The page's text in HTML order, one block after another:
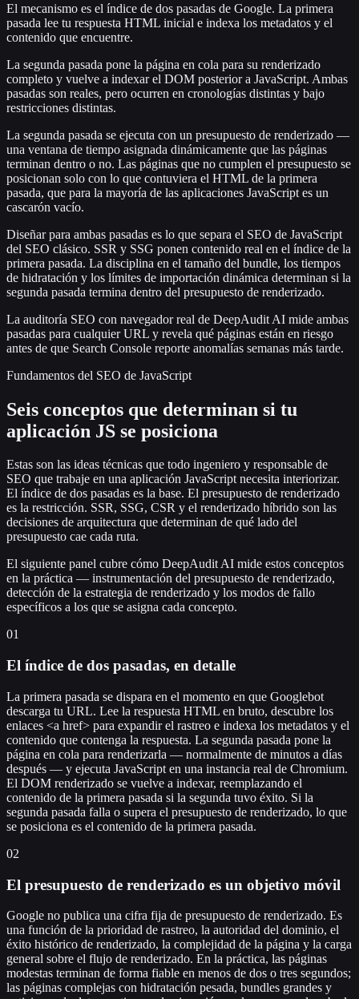
El mecanismo es el índice de dos pasadas de Google. La primera
pasada lee tu respuesta HTML inicial e indexa los metadatos y el
contenido que encuentre.
La segunda pasada pone la página en cola para su renderizado
completo y vuelve a indexar el DOM posterior a JavaScript. Ambas
pasadas son reales, pero ocurren en cronologías distintas y bajo
restricciones distintas.
La segunda pasada se ejecuta con un presupuesto de renderizado —
una ventana de tiempo asignada dinámicamente que las páginas
terminan dentro o no. Las páginas que no cumplen el presupuesto se
posicionan solo con lo que contuviera el HTML de la primera
pasada, que para la mayoría de las aplicaciones JavaScript es un
cascarón vacío.
Diseñar para ambas pasadas es lo que separa el SEO de JavaScript
del SEO clásico. SSR y SSG ponen contenido real en el índice de la
primera pasada. La disciplina en el tamaño del bundle, los tiempos
de hidratación y los límites de importación dinámica determinan si la
segunda pasada termina dentro del presupuesto de renderizado.
La auditoría SEO con navegador real de DeepAudit AI mide ambas
pasadas para cualquier URL y revela qué páginas están en riesgo
antes de que Search Console reporte anomalías semanas más tarde.
Fundamentos del SEO de JavaScript
Seis conceptos que determinan si tu
aplicación JS se posiciona
Estas son las ideas técnicas que todo ingeniero y responsable de
SEO que trabaje en una aplicación JavaScript necesita interiorizar.
El índice de dos pasadas es la base. El presupuesto de renderizado
es la restricción. SSR, SSG, CSR y el renderizado híbrido son las
decisiones de arquitectura que determinan de qué lado del
presupuesto cae cada ruta.
El siguiente panel cubre cómo DeepAudit AI mide estos conceptos
en la práctica — instrumentación del presupuesto de renderizado,
detección de la estrategia de renderizado y los modos de fallo
específicos a los que se asigna cada concepto.
01
El índice de dos pasadas, en detalle
La primera pasada se dispara en el momento en que Googlebot
descarga tu URL. Lee la respuesta HTML en bruto, descubre los
enlaces <a href> para expandir el rastreo e indexa los metadatos y el
contenido que contenga la respuesta. La segunda pasada pone la
página en cola para renderizarla — normalmente de minutos a días
después — y ejecuta JavaScript en una instancia real de Chromium.
El DOM renderizado se vuelve a indexar, reemplazando el
contenido de la primera pasada si la segunda tuvo éxito. Si la
segunda pasada falla o supera el presupuesto de renderizado, lo que
se posiciona es el contenido de la primera pasada.
02
El presupuesto de renderizado es un objetivo móvil
Google no publica una cifra fija de presupuesto de renderizado. Es
una función de la prioridad de rastreo, la autoridad del dominio, el
éxito histórico de renderizado, la complejidad de la página y la carga
general sobre el flujo de renderizado. En la práctica, las páginas
modestas terminan de forma fiable en menos de dos o tres segundos;
las páginas complejas con hidratación pesada, bundles grandes y